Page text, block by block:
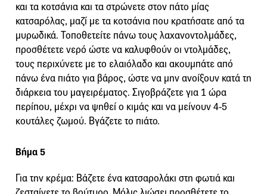
και τα κοτσάνια και τα στρώνετε στον πάτο μίας
κατσαρόλας, μαζί με τα κοτσάνια που κρατήσατε από τα
μυρωδικά. Τοποθετείτε πάνω τους λαχανοντολμάδες,
προσθέτετε νερό ώστε να καλυφθούν οι ντολμάδες,
τους περιχύνετε με το ελαιόλαδο και ακουμπάτε από
πάνω ένα πιάτο για βάρος, ώστε να μην ανοίξουν κατά τη
διάρκεια του μαγειρέματος. Σιγοβράζετε για 1 ώρα
περίπου, μέχρι να ψηθεί ο κιμάς και να μείνουν 4-5
κουτάλες ζωμού. Βγάζετε το πιάτο.
Βήμα 5
Για την κρέμα: Βάζετε ένα κατσαρολάκι στη φωτιά και